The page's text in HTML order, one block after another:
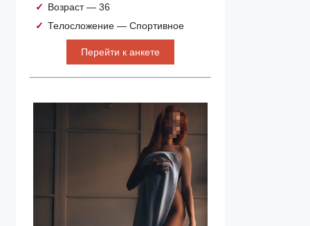
Возраст — 36
Телосложение — Спортивное
Перейти к анкете